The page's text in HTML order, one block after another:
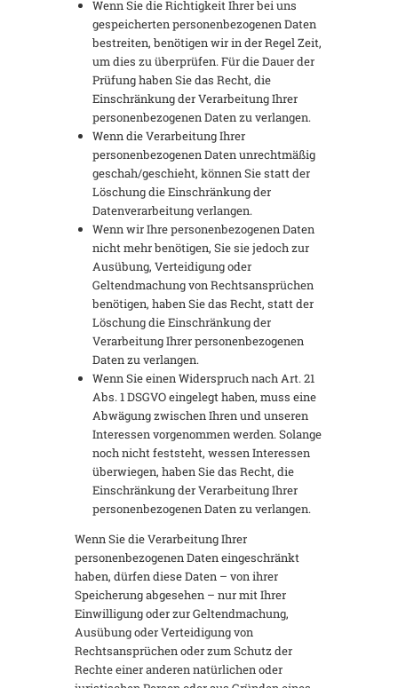
Wenn Sie die Richtigkeit Ihrer bei uns
gespeicherten personenbezogenen Daten
bestreiten, benötigen wir in der Regel Zeit,
um dies zu überprüfen. Für die Dauer der
Prüfung haben Sie das Recht, die
Einschränkung der Verarbeitung Ihrer
personenbezogenen Daten zu verlangen.
Wenn die Verarbeitung Ihrer
personenbezogenen Daten unrechtmäßig
geschah/geschieht, können Sie statt der
Löschung die Einschränkung der
Datenverarbeitung verlangen.
Wenn wir Ihre personenbezogenen Daten
nicht mehr benötigen, Sie sie jedoch zur
Ausübung, Verteidigung oder
Geltendmachung von Rechtsansprüchen
benötigen, haben Sie das Recht, statt der
Löschung die Einschränkung der
Verarbeitung Ihrer personenbezogenen
Daten zu verlangen.
Wenn Sie einen Widerspruch nach Art. 21
Abs. 1 DSGVO eingelegt haben, muss eine
Abwägung zwischen Ihren und unseren
Interessen vorgenommen werden. Solange
noch nicht feststeht, wessen Interessen
überwiegen, haben Sie das Recht, die
Einschränkung der Verarbeitung Ihrer
personenbezogenen Daten zu verlangen.
Wenn Sie die Verarbeitung Ihrer
personenbezogenen Daten eingeschränkt
haben, dürfen diese Daten – von ihrer
Speicherung abgesehen – nur mit Ihrer
Einwilligung oder zur Geltendmachung,
Ausübung oder Verteidigung von
Rechtsansprüchen oder zum Schutz der
Rechte einer anderen natürlichen oder